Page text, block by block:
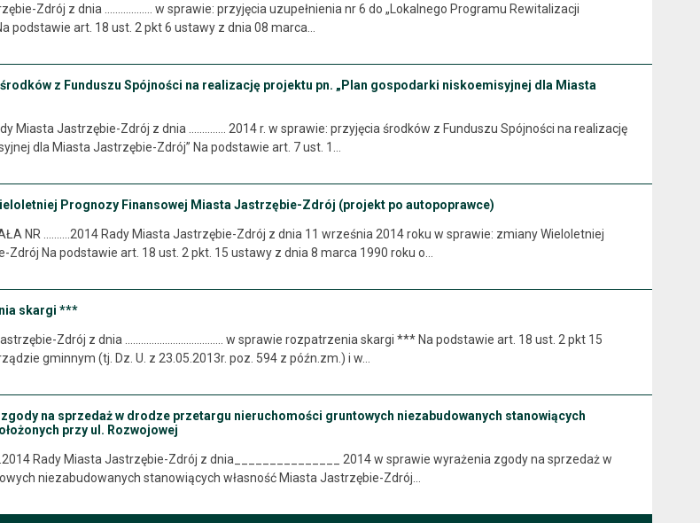
Zdrój z dnia .................. w sprawie: przyjęcia uzupełnienia nr 6 do „Lokalnego Programu Rewitalizacji
podstawie art. 18 ust. 2 pkt 6 ustawy z dnia 08 marca…
z Funduszu Spójności na realizację projektu pn. „Plan gospodarki niskoemisyjnej dla Miasta
Miasta Jastrzębie-Zdrój z dnia ………….. 2014 r. w sprawie: przyjęcia środków z Funduszu Spójności na realizację
dla Miasta Jastrzębie-Zdrój” Na podstawie art. 7 ust. 1…
Prognozy Finansowej Miasta Jastrzębie-Zdrój (projekt po autopoprawce)
NR ……….2014 Rady Miasta Jastrzębie-Zdrój z dnia 11 września 2014 roku w sprawie: zmiany Wieloletniej
Na podstawie art. 18 ust. 2 pkt. 15 ustawy z dnia 8 marca 1990 roku o…
skargi ***
Zdrój z dnia ………………………………. w sprawie rozpatrzenia skargi *** Na podstawie art. 18 ust. 2 pkt 15
gminnym (tj. Dz. U. z 23.05.2013r. poz. 594 z późn.zm.) i w…
zgody na sprzedaż w drodze przetargu nieruchomości gruntowych niezabudowanych stanowiących
przy ul. Rozwojowej
.2014 Rady Miasta Jastrzębie-Zdrój z dnia_______________ 2014 w sprawie wyrażenia zgody na sprzedaż w
niezabudowanych stanowiących własność Miasta Jastrzębie-Zdrój…